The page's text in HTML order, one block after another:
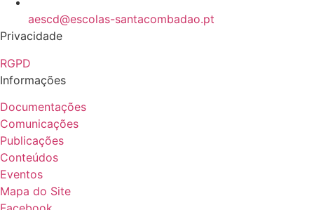
aescd@escolas-santacombadao.pt
Privacidade
RGPD
Informações
Documentações
Comunicações
Publicações
Conteúdos
Eventos
Mapa do Site